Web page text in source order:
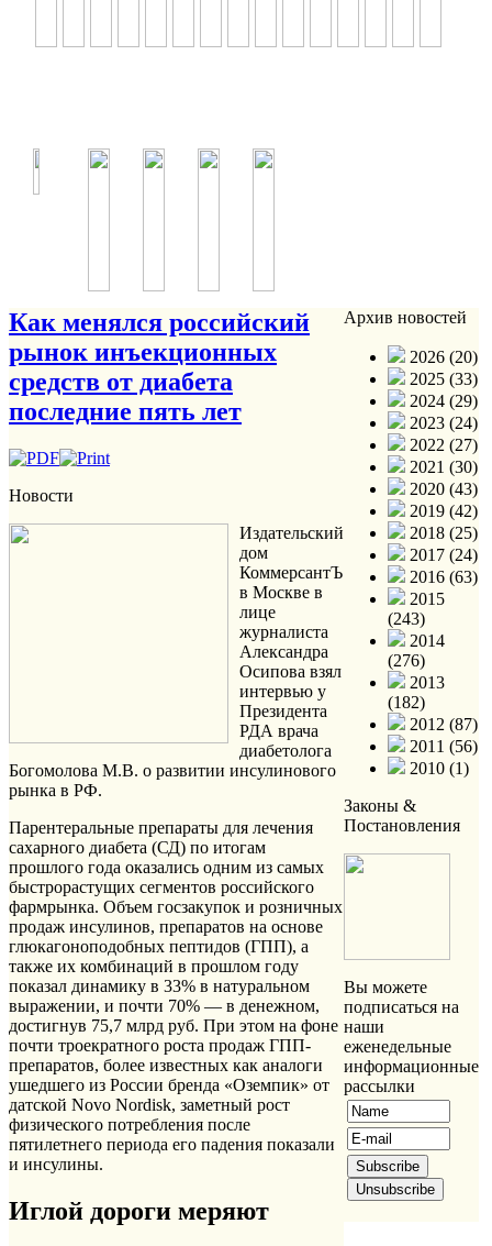
Как менялся российский
рынок инъекционных
средств от диабета
последние пять лет
Новости
Издательский
дом
КоммерсантЪ
в Москве в
лице
журналиста
Александра
Осипова взял
интервью у
Президента
РДА врача
диабетолога
Богомолова М.В. о развитии инсулинового
рынка в РФ.
Парентеральные препараты для лечения
сахарного диабета (СД) по итогам
прошлого года оказались одним из самых
быстрорастущих сегментов российского
фармрынка. Объем госзакупок и розничных
продаж инсулинов, препаратов на основе
глюкагоноподобных пептидов (ГПП), а
также их комбинаций в прошлом году
показал динамику в 33% в натуральном
выражении, и почти 70% — в денежном,
достигнув 75,7 млрд руб. При этом на фоне
почти троекратного роста продаж ГПП-
препаратов, более известных как аналоги
ушедшего из России бренда «Оземпик» от
датской Novo Nordisk, заметный рост
физического потребления после
пятилетнего периода его падения показали
и инсулины.
Иглой дороги меряют
Архив новостей
2026 (20)
2025 (33)
2024 (29)
2023 (24)
2022 (27)
2021 (30)
2020 (43)
2019 (42)
2018 (25)
2017 (24)
2016 (63)
2015
(243)
2014
(276)
2013
(182)
2012 (87)
2011 (56)
2010 (1)
Законы &
Постановления
Вы можете
подписаться на
наши
еженедельные
информационные
рассылки